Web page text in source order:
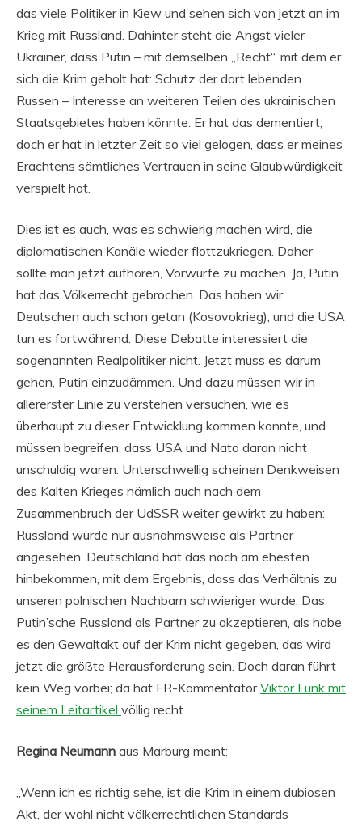
das viele Politiker in Kiew und sehen sich von jetzt an im
Krieg mit Russland. Dahinter steht die Angst vieler
Ukrainer, dass Putin – mit demselben „Recht“, mit dem er
sich die Krim geholt hat: Schutz der dort lebenden
Russen – Interesse an weiteren Teilen des ukrainischen
Staatsgebietes haben könnte. Er hat das dementiert,
doch er hat in letzter Zeit so viel gelogen, dass er meines
Erachtens sämtliches Vertrauen in seine Glaubwürdigkeit
verspielt hat.
Dies ist es auch, was es schwierig machen wird, die
diplomatischen Kanäle wieder flottzukriegen. Daher
sollte man jetzt aufhören, Vorwürfe zu machen. Ja, Putin
hat das Völkerrecht gebrochen. Das haben wir
Deutschen auch schon getan (Kosovokrieg), und die USA
tun es fortwährend. Diese Debatte interessiert die
sogenannten Realpolitiker nicht. Jetzt muss es darum
gehen, Putin einzudämmen. Und dazu müssen wir in
allererster Linie zu verstehen versuchen, wie es
überhaupt zu dieser Entwicklung kommen konnte, und
müssen begreifen, dass USA und Nato daran nicht
unschuldig waren. Unterschwellig scheinen Denkweisen
des Kalten Krieges nämlich auch nach dem
Zusammenbruch der UdSSR weiter gewirkt zu haben:
Russland wurde nur ausnahmsweise als Partner
angesehen. Deutschland hat das noch am ehesten
hinbekommen, mit dem Ergebnis, dass das Verhältnis zu
unseren polnischen Nachbarn schwieriger wurde. Das
Putin’sche Russland als Partner zu akzeptieren, als habe
es den Gewaltakt auf der Krim nicht gegeben, das wird
jetzt die größte Herausforderung sein. Doch daran führt
kein Weg vorbei; da hat FR-KommentatorViktor Funk mit
seinem Leitartikel völlig recht.
Regina Neumann aus Marburg meint:
„Wenn ich es richtig sehe, ist die Krim in einem dubiosen
Akt, der wohl nicht völkerrechtlichen Standards